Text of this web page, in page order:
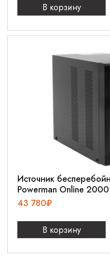
В корзину
Источник
Powerman Online 2000
43 780₽
В корзину